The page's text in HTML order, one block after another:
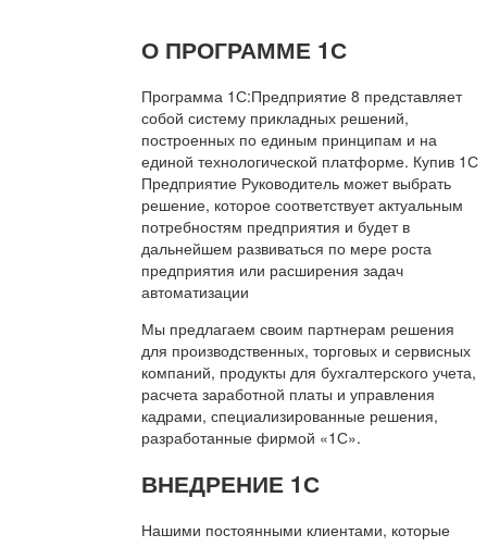
О ПРОГРАММЕ 1С
Программа 1С:Предприятие 8 представляет
собой систему прикладных решений,
построенных по единым принципам и на
единой технологической платформе. Купив 1С
Предприятие Руководитель может выбрать
решение, которое соответствует актуальным
потребностям предприятия и будет в
дальнейшем развиваться по мере роста
предприятия или расширения задач
автоматизации
Мы предлагаем своим партнерам решения
для производственных, торговых и сервисных
компаний, продукты для бухгалтерского учета,
расчета заработной платы и управления
кадрами, специализированные решения,
разработанные фирмой «1С».
ВНЕДРЕНИЕ 1С
Нашими постоянными клиентами, которые